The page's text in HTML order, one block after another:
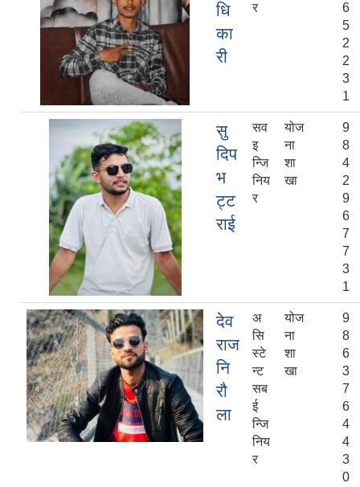
धि
का
री
र
6
5
2
2
3
1
सु
दिप
भ
ट्ट
राई
सव
इ
न्जि
निय
र
योज
ना
शा
खा
9
8
4
2
9
6
7
7
3
1
देव
राज
नि
रौ
ला
अ
सि
स्टे
न्ट
सब
ई
न्जि
निय
र
योज
ना
शा
खा
9
8
6
3
7
6
4
4
3
0